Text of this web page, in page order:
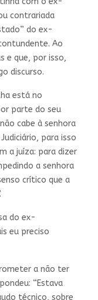
contrariada
do ex-
Ao
e que, por isso,
discurso.
está no
parte do seu
cabe à senhora
para isso
a juíza: para dizer
a senhora
crítico que a
do ex-
eu preciso
a não ter
“Estava
técnico, sobre